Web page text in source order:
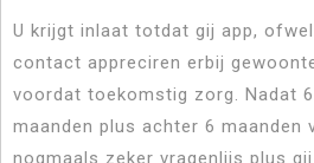
U krijgt inlaat totdat gij app,
contact appreciren erbij
voordat toekomstig zorg. Nadat
maanden plus achter 6 maanden
nogmaals zeker vragenlijs plus